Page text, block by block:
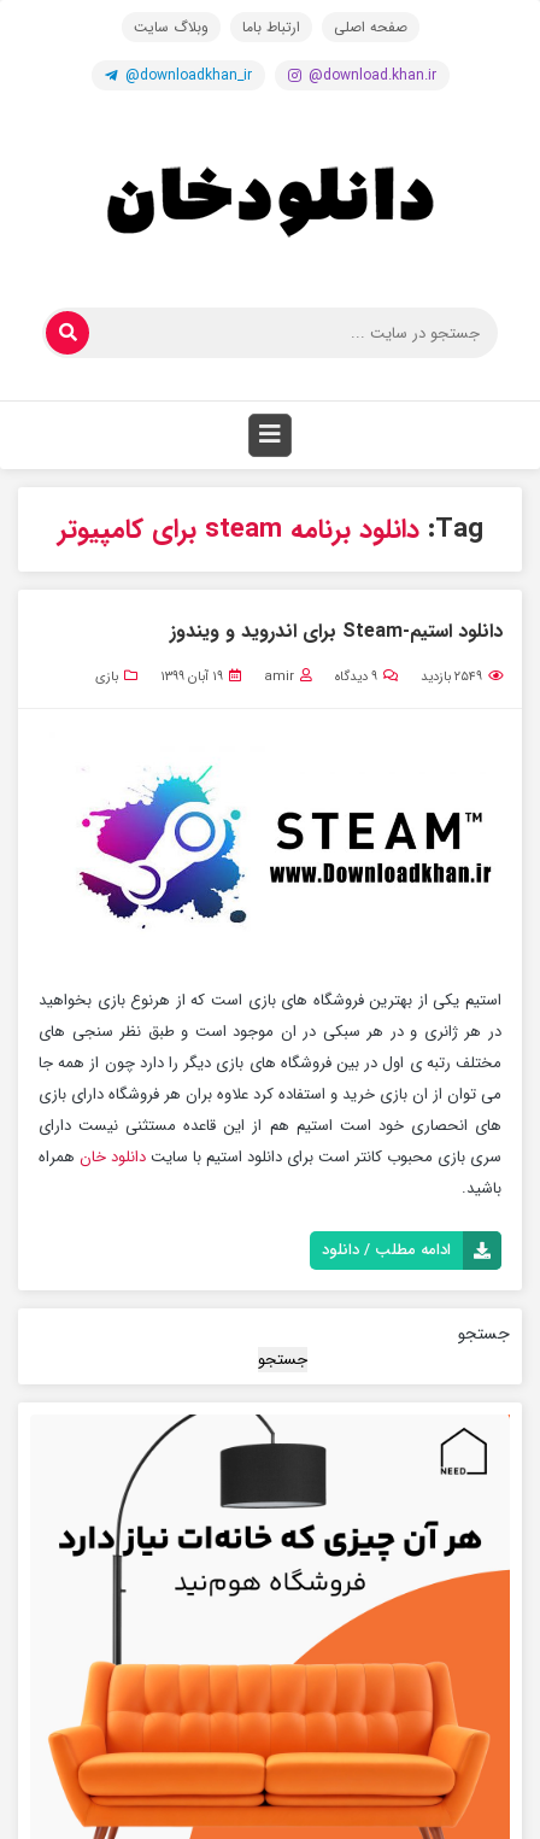
صفحه اصلی ارتباط باما وبلاگ سایت
@download.khan.ir
@downloadkhan_ir
Tag: دانلود برنامه steam برای کامپیوتر
دانلود استیم-Steam برای اندروید و ویندوز
۲۵۴۹بازدید ۹دیدگاه amir ۱۹ آبان ۱۳۹۹ بازی
استیم یکی از بهترین فروشگاه های بازی است که از هرنوع بازی بخواهید
در هر ژانری و در هر سبکی در ان موجود است و طبق نظر سنجی های
مختلف رتبه ی اول در بین فروشگاه های بازی دیگر را دارد چون از همه جا
می توان از ان بازی خرید و استفاده کرد علاوه بران هر فروشگاه دارای بازی
های انحصاری خود است استیم هم از این قاعده مستثنی نیست دارای
سری بازی محبوب کانتر است برای دانلود استیم با سایتدانلود خان همراه
باشید.
ادامه مطلب / دانلود
جستجو
جستجو